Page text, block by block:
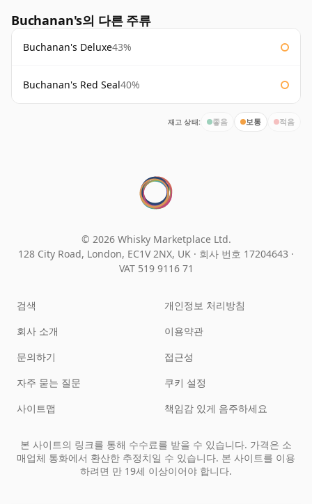
Buchanan's의 다른 주류
Buchanan's Deluxe43%
Buchanan's Red Seal40%
재고 상태: 좋음 보통 적음
© 2026 Whisky Marketplace Ltd.
128 City Road, London, EC1V 2NX, UK · 회사 번호 17204643 ·
VAT 519 9116 71
검색
회사 소개
문의하기
자주 묻는 질문
사이트맵
개인정보 처리방침
이용약관
접근성
쿠키 설정
책임감 있게 음주하세요
본 사이트의 링크를 통해 수수료를 받을 수 있습니다. 가격은 소
매업체 통화에서 환산한 추정치일 수 있습니다. 본 사이트를 이용
하려면 만 19세 이상이어야 합니다.